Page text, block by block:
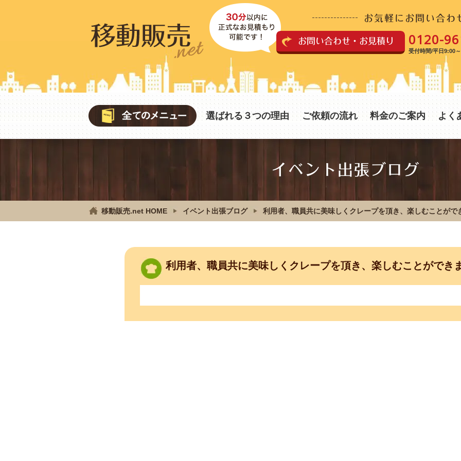
お問い合わせ・お見積り 0120-
受付時間/平日9:00
お気軽にお問い合わ
選ばれる３つの理由 ご依頼の流れ 料金のご案内 よく
イベント出張ブログ
移動販売.net HOME イベント出張ブログ 利用者、職員共に美味しくクレープを頂き、楽しむことがで
利用者、職員共に美味しくクレープを頂き、楽しむことができ